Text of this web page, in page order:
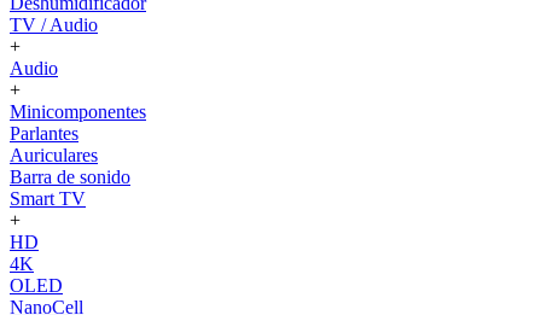
TV / Audio
+
Audio
+
Minicomponentes
Parlantes
Auriculares
Barra de sonido
Smart TV
+
HD
4K
OLED
NanoCell